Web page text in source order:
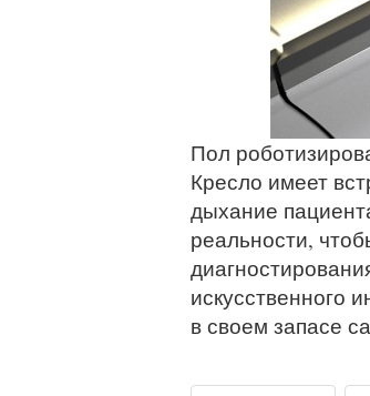
Пол
Кресло имеет
дыхание
реальности,
искусственного
в своем запасе